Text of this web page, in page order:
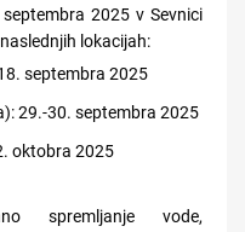
2025 v Sevnici
lokacijah:
septembra 2025
29.-30. septembra 2025
oktobra 2025
spremljanje vode,